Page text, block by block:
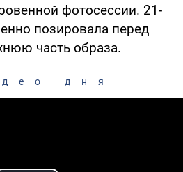
фотосессии. 21-
позировала перед
часть образа.
дня